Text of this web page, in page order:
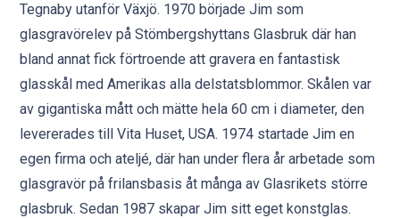
Tegnaby utanför Växjö. 1970 började Jim som
glasgravörelev på Stömbergshyttans Glasbruk där han
bland annat fick förtroende att gravera en fantastisk
glasskål med Amerikas alla delstatsblommor. Skålen var
av gigantiska mått och mätte hela 60 cm i diameter, den
levererades till Vita Huset, USA. 1974 startade Jim en
egen firma och ateljé, där han under flera år arbetade som
glasgravör på frilansbasis åt många av Glasrikets större
glasbruk. Sedan 1987 skapar Jim sitt eget konstglas.